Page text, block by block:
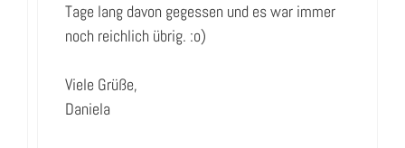
Tage lang davon gegessen und es war immer
noch reichlich übrig. :o)
Viele Grüße,
Daniela